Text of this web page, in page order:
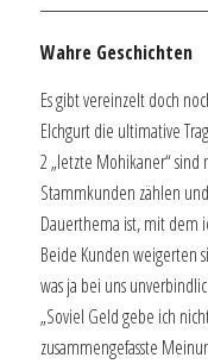
Wahre Geschichten
Es gibt vereinzelt doch
Elchgurt die ultimative
2 „letzte Mohikaner“ sind
Stammkunden zählen
Dauerthema ist, mit dem
Beide Kunden weigerten
was ja bei uns
„Soviel Geld gebe ich
zusammengefasste